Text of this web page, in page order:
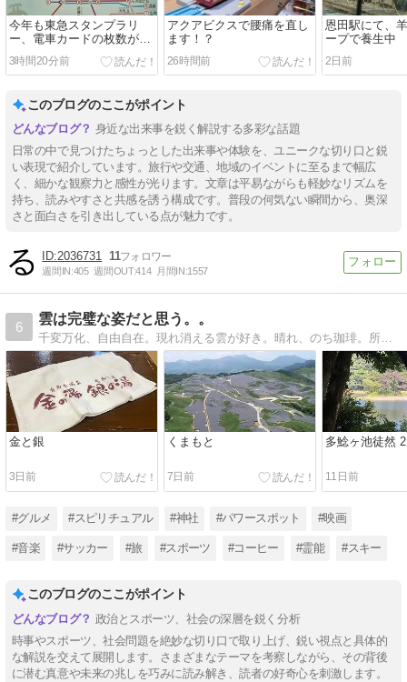
今年も東急スタンプラリ
ー、電車カードの枚数が増
えましたけど、駅員さんは
タイヘン
3時間20分前
アクアビクスで腰痛を直し
ます！？
26時間前
恩田駅にて、
ープで養生中
2日前
このブログのここがポイント
身近な出来事を鋭く解説する多彩な話題
日常の中で見つけたちょっとした出来事や体験を、ユニークな切り口と鋭
い表現で紹介しています。旅行や交通、地域のイベントに至るまで幅広
く、細かな観察力と感性が光ります。文章は平易ながらも軽妙なリズムを
持ち、読みやすさと共感を誘う構成です。普段の何気ない瞬間から、奥深
さと面白さを引き出している点が魅力です。
2036731 11
週間IN:405 週間OUT:414 月間IN:1557
6
雲は完璧な姿だと思う。。
千変万化、自由自在。現れ消える雲が好き。晴れ、のち珈琲。所により神社。トトロ時々アインシュタイン。
金と銀
3日前
くまもと
7日前
多鯰ヶ池徒然 2
11日前
#グルメ #スピリチュアル #神社 #パワースポット #映画
#音楽 #サッカー #旅 #スポーツ #コーヒー #霊能 #スキー
このブログのここがポイント
政治とスポーツ、社会の深層を鋭く分析
時事やスポーツ、社会問題を絶妙な切り口で取り上げ、鋭い視点と具体的
な解説を交えて展開します。さまざまなテーマを考察しながら、その背後
に潜む真意や未来の兆しを巧みに読み解き、読者の好奇心を刺激します。